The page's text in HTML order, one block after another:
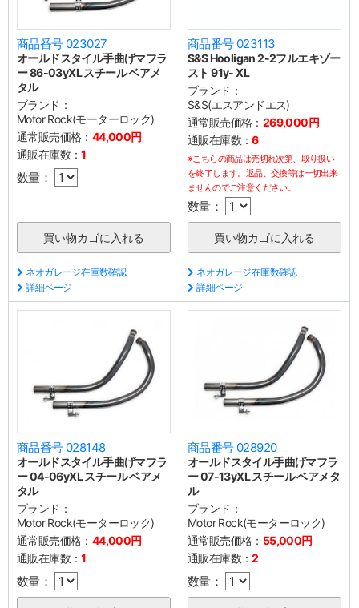
商品番号 023027
オールドスタイル手曲げマフラ
ー 86-03yXL スチール ベアメ
タル
ブランド：
Motor Rock(モーターロック)
通常販売価格： 44,000円
通販在庫数：1
数量：
ネオガレージ在庫数確認
詳細ページ
商品番号 023113
S&S Hooligan 2-2フルエキゾー
スト 91y- XL
ブランド：
S&S(エスアンドエス)
通常販売価格： 269,000円
通販在庫数：6
※こちらの商品は売切れ次第、取り扱い
を終了します。返品、交換等は一切出来
ませんのでご注意ください。
数量：
ネオガレージ在庫数確認
詳細ページ
商品番号 028148
オールドスタイル手曲げマフラ
ー 04-06yXL スチール ベアメ
タル
ブランド：
Motor Rock(モーターロック)
通常販売価格： 44,000円
通販在庫数：1
数量：
商品番号 028920
オールドスタイル手曲げマフラ
ー 07-13yXL スチール ベアメタ
ル
ブランド：
Motor Rock(モーターロック)
通常販売価格： 55,000円
通販在庫数：2
数量：